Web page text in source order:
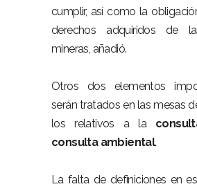
cumplir, así como la
derechos adquiridos de
mineras, añadió.
Otros dos elementos
serán tratados en las mesas
los relativos a la
consulta ambiental.
La falta de definiciones en